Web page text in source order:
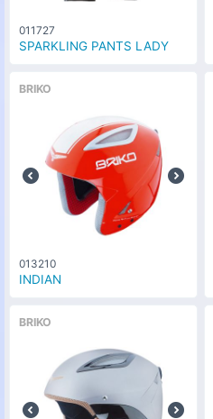
011727
SPARKLING PANTS LADY
BRIKO
013210
INDIAN
BRIKO